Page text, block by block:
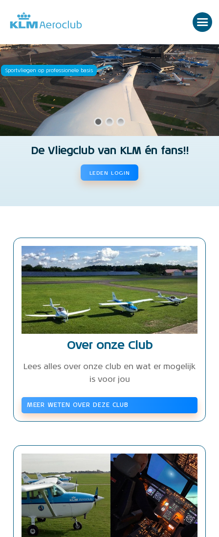
Sportvliegen op professionele basis
De Vliegclub van KLM én fans!!
LEDEN LOGIN
Over onze Club
Lees alles over onze club en wat er mogelijk
is voor jou
MEER WETEN OVER DEZE CLUB